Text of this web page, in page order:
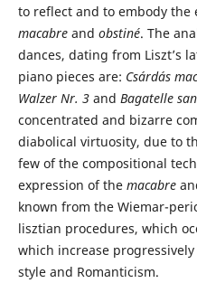
to reflect and to embody the
macabreand obstiné. The
dances, dating from Liszt’s
piano pieces are: Csárdás
Walzer Nr. 3and Bagatelle
concentrated and bizarre
diabolical virtuosity, due to
few of the compositional
expression of the macabre
known from the Wiemar-
lisztian procedures, which
which increase
style and Romanticism.